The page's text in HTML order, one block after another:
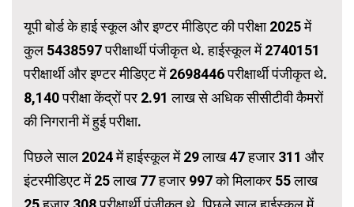
यूपी बोर्ड के हाई स्कूल और इण्टर मीडिएट की परीक्षा 2025 में
कुल 5438597 परीक्षार्थी पंजीकृत थे. हाईस्कूल में 2740151
परीक्षार्थी और इण्टर मीडिएट में 2698446 परीक्षार्थी पंजीकृत थे.
8,140 परीक्षा केंद्रों पर 2.91 लाख से अधिक सीसीटीवी कैमरों
की निगरानी में हुई परीक्षा.
पिछले साल 2024 में हाईस्कूल में 29 लाख 47 हजार 311 और
इंटरमीडिएट में 25 लाख 77 हजार 997 को मिलाकर 55 लाख